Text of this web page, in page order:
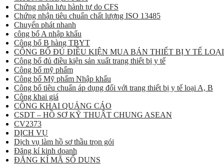
Chứng nhận lưu hành tự do CFS
Chứng nhận tiêu chuẩn chất lượng ISO 13485
Chuyển phát nhanh
công bố A nhập khẩu
Công bố B hàng TBYT
CÔNG BỐ ĐỦ ĐIỀU KIỆN MUA BÁN THIẾT BỊ Y TẾ
Công bố đủ điều kiện sản xuất trang thiết bị y tế
Công bố mỹ phẩm
Công bố Mỹ phẩm Nhập khẩu
Công bố tiêu chuẩn áp dụng đối với trang thiết bị y tế loại A, B
Công khai giá
CÔNG KHAI QUẢNG CÁO
CSDT – HỒ SƠ KỸ THUẬT CHUNG ASEAN
CV2373
DỊCH VỤ
Dịch vụ làm hồ sơ thầu trọn gói
Đăng kí kinh doanh
ĐĂNG KÍ MÃ SỐ DUNS